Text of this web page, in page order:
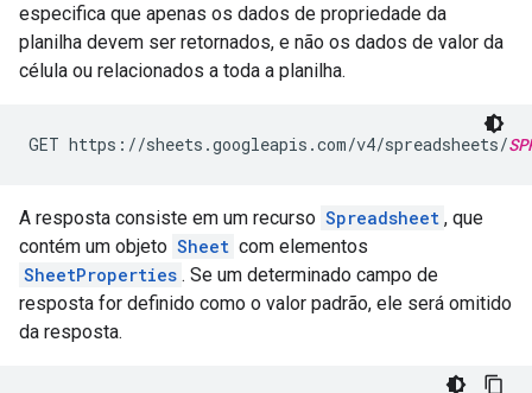
especifica que apenas os dados de propriedade da
planilha devem ser retornados, e não os dados de valor da
célula ou relacionados a toda a planilha.
GET https://sheets.googleapis.com/v4/spreadsheets/
A resposta consiste em um recurso Spreadsheet , que
contém um objeto Sheet com elementos
SheetProperties . Se um determinado campo de
resposta for definido como o valor padrão, ele será omitido
da resposta.